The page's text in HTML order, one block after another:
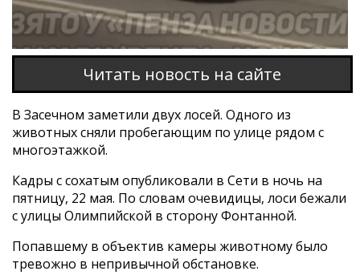
Этот браузер не поддерживает проигрывание
видео
Читать новость на сайте
В Засечном заметили двух лосей. Одного из
животных сняли пробегающим по улице рядом с
многоэтажкой.
Кадры с сохатым опубликовали в Сети в ночь на
пятницу, 22 мая. По словам очевидицы, лоси бежали
с улицы Олимпийской в сторону Фонтанной.
Попавшему в объектив камеры животному было
тревожно в непривычной обстановке.